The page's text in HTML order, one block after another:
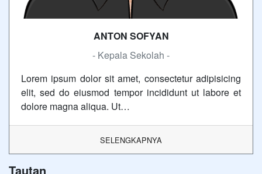
ANTON SOFYAN
- Kepala Sekolah -
Lorem ipsum dolor sit amet, consectetur adipisicing
elit, sed do eiusmod tempor incididunt ut labore et
dolore magna aliqua. Ut…
SELENGKAPNYA
Tautan